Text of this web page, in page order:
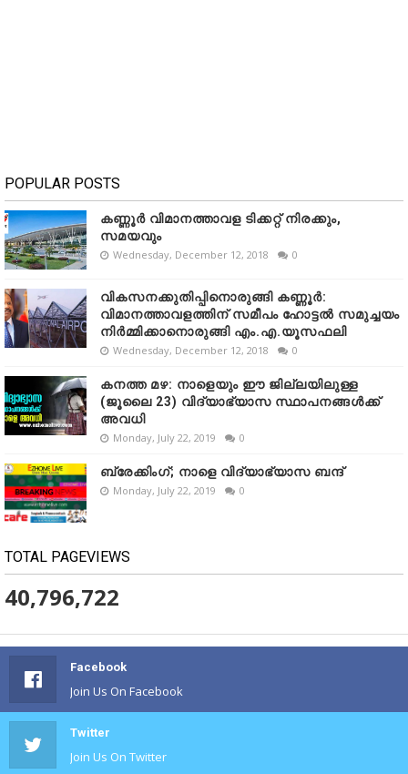
POPULAR POSTS
കണ്ണൂർ വിമാനത്താവള ടിക്കറ്റ് നിരക്കും,
സമയവും
Wednesday, December 12, 2018 0
വികസനക്കുതിപ്പിനൊരുങ്ങി കണ്ണൂർ:
വിമാനത്താവളത്തിന് സമീപം ഹോട്ടൽ സമുച്ചയം
നിർമ്മിക്കാനൊരുങ്ങി എം.എ.യൂസഫലി
Wednesday, December 12, 2018 0
കനത്ത മഴ: നാളെയും ഈ ജില്ലയിലുള്ള
(ജൂലൈ 23) വിദ്യാഭ്യാസ സ്ഥാപനങ്ങൾക്ക്
അവധി
Monday, July 22, 2019 0
ബ്രേക്കിംഗ്; നാളെ വിദ്യാഭ്യാസ ബന്ദ്
Monday, July 22, 2019 0
TOTAL PAGEVIEWS
40,796,722
Facebook
Join Us On Facebook
Twitter
Join Us On Twitter